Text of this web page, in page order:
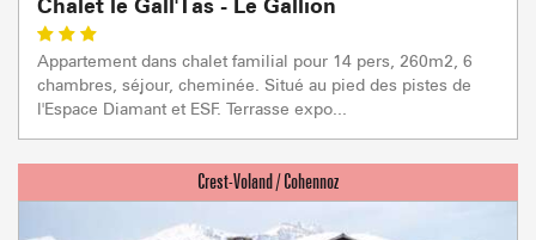
Appartement dans chalet familial pour 14 pers, 260m2, 6
chambres, séjour, cheminée. Situé au pied des pistes de
l'Espace Diamant et ESF. Terrasse expo...